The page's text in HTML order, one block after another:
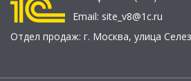
Email: site_v8@1c.ru
Отдел продаж: г. Москва, улица